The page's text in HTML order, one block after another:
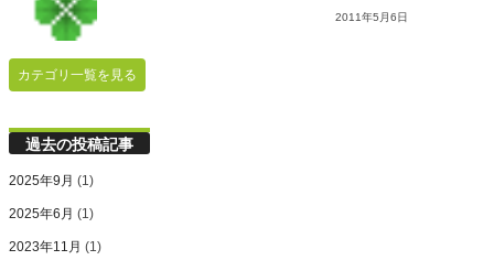
2011年5月6日
カテゴリ一覧を見る
過去の投稿記事
2025年9月 (1)
2025年6月 (1)
2023年11月 (1)